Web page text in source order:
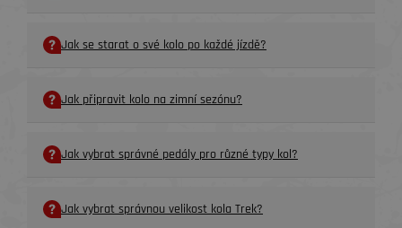
Jak se starat o své kolo po každé jízdě?
Jak připravit kolo na zimní sezónu?
Jak vybrat správné pedály pro různé typy kol?
Jak vybrat správnou velikost kola Trek?